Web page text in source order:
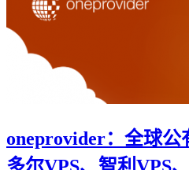
oneprovider：全球公
多尔VPS、智利VPS